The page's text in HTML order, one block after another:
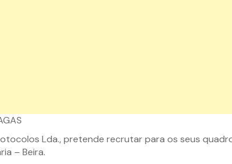
Lda., pretende recrutar para os seus
– Beira.